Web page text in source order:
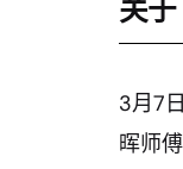
关于
3月7
晖师